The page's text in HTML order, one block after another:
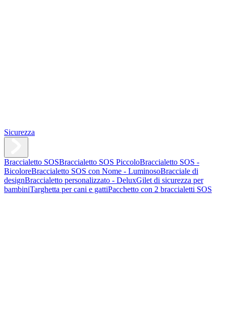
Sicurezza
Braccialetto SOSBraccialetto SOS PiccoloBraccialetto SOS -
BicoloreBraccialetto SOS con Nome - LuminosoBracciale di
designBraccialetto personalizzato - DeluxGilet di sicurezza per
bambiniTarghetta per cani e gattiPacchetto con 2 braccialetti SOS